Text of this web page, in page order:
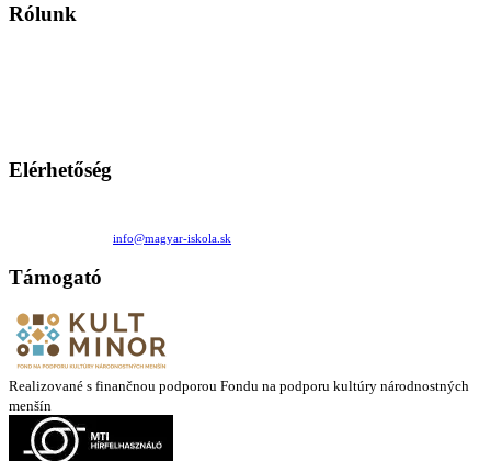
Rólunk
Elérhetőség
info@magyar-iskola.sk
Támogató
Realizované s finančnou podporou Fondu na podporu kultúry národnostných
menšín